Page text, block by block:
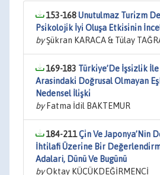
153-168Unutulmaz Turi̇zm
Psi̇koloji̇k İyi̇ Oluşa Etki̇si̇ni̇n
byŞükran KARACA & Tülay
169-183 Türki̇ye’De İşsi̇zli̇k
Arasindaki̇ Doğrusal Olmayan
Nedensel İli̇şki̇
byFatma İdil BAKTEMUR
184-211Çi̇n Ve Japonya’Nin
İhti̇lafi Üzeri̇ne Bi̇r
Adalari, Dünü Ve Bugünü
byOktay KÜÇÜKDEĞİRMENCİ